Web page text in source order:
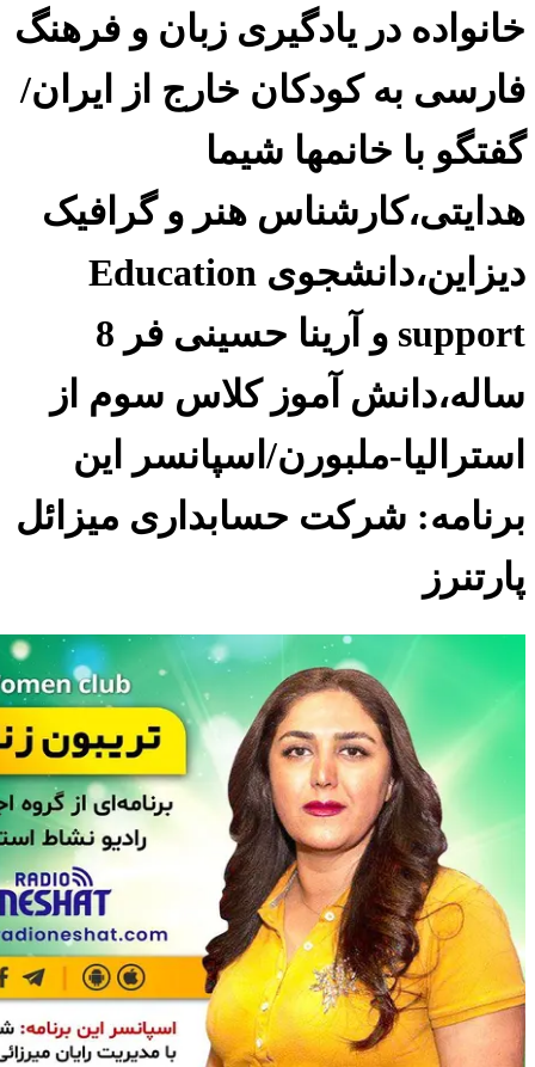
خانواده در یادگیری زبان و فرهنگ
فارسی به کودکان خارج از ایران/
گفتگو با خانمها شیما
هدایتی،کارشناس هنر و گرافیک
دیزاین،دانشجوی Education
support و آرینا حسینی فر 8
ساله،دانش آموز کلاس سوم از
استرالیا-ملبورن/اسپانسر این
برنامه: شرکت حسابداری میزائل
پارتنرز